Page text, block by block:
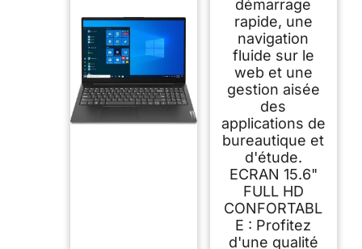
démarrage
rapide, une
navigation
fluide sur le
web et une
gestion aisée
des
applications de
bureautique et
d'étude.
ECRAN 15.6"
FULL HD
CONFORTABL
E : Profitez
d'une qualité